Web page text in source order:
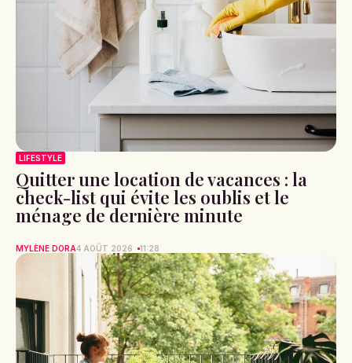
LIFESTYLE
Quitter une location de vacances : la
check-list qui évite les oublis et le
ménage de dernière minute
MYLÈNE DORA4 AOÛT 2026 11:28